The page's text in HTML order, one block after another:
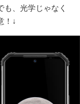
、光学じゃなく
！↓